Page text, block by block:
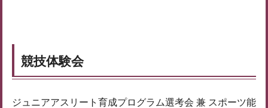
競技体験会
ジュニアアスリート育成プログラム選考会 兼 スポーツ能